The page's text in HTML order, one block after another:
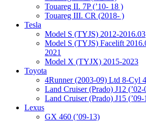
Touareg II. 7P (’10- 18 )
Touareg III. CR (2018- )
Tesla
Model S (TYJS) 2012-2016.03
Model S (TYJS) Facelift
2021
Model X (TYJX) 2015-2023
Toyota
4Runner (2003-09) Ltd 8-Cyl
Land Cruiser (Prado) J12 (’02-
Land Cruiser (Prado) J15 (’09-
Lexus
GX 460 (’09-13)